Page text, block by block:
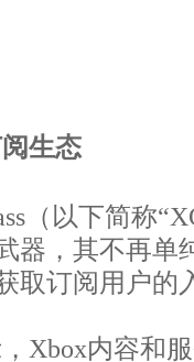
生态
（以下简称
器，其不再单
取订阅用户的
Xbox内容和